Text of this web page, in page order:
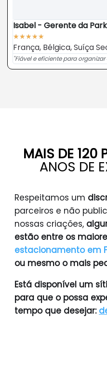
Isabel - Gerente da
★★★★★
França, Bélgica, Suíça
"Fiável e eficiente para
MAIS DE 120
ANOS DE
Respeitamos um
parceiros e não
nossas criações,
estão entre os
estacionamento em
ou mesmo o mais
Está disponível um
para que o possa
tempo que desejar: